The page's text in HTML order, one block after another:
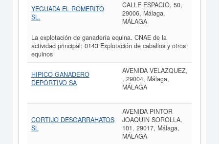
YEGUADA EL ROMERITO
SL.
CALLE ESPACIO, 50,
29006, Málaga,
MÁLAGA
La explotación de ganadería equina. CNAE de la
actividad principal: 0143 Explotación de caballos y otros
equinos
HIPICO GANADERO
DEPORTIVO SA
AVENIDA VELAZQUEZ,
, 29004, Málaga,
MÁLAGA
CORTIJO DESGARRAHATOS
SL
AVENIDA PINTOR
JOAQUIN SOROLLA,
101, 29017, Málaga,
MÁLAGA